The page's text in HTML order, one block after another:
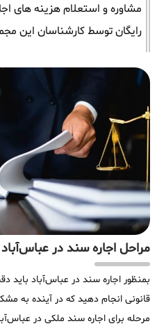
مشاوره و استعلام هزینه های
رایگان توسط کارشناسان این
مراحل اجاره سند در عباس‌آباد
بمنظور اجاره سند در عباس‌آباد باید
مرحله برای اجاره سند ملکی در